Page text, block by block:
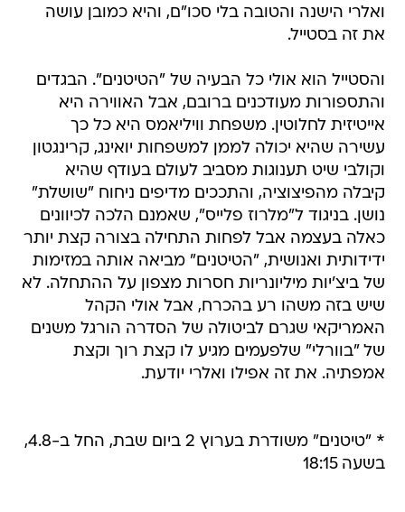
ואלרי הישנה והטובה בלי סכו"ם, והיא כמובן עושה
את זה בסטייל.
והסטייל הוא אולי כל הבעיה של "הטיטנים". הבגדים
והתספורות מעודכנים ברובם, אבל האווירה היא
אייטיזית לחלוטין. משפחת וויליאמס היא כל כך
עשירה שהיא יכולה לממן למשפחות יואינג, קרינגטון
וקולבי שיט תענוגות מסביב לעולם בעודף שהיא
קיבלה מהפיצוציה, והתככים מדיפים ניחוח "שושלת"
נושן. בניגוד ל"מלרוז פלייס", שאמנם הלכה לכיוונים
כאלה בעצמה אבל לפחות התחילה בצורה קצת יותר
ידידותית ואנושית, "הטיטנים" מביאה אותה במזימות
של ביצ'יות מיליונריות חסרות מצפון על ההתחלה. לא
שיש בזה משהו רע בהכרח, אבל אולי הקהל
האמריקאי שגרם לביטולה של הסדרה הורגל משנים
של "בוורלי" שלפעמים מגיע לו קצת רוך וקצת
אמפתיה. את זה אפילו ואלרי יודעת.
* "טיטנים" משודרת בערוץ 2 ביום שבת, החל ב-4.8,
בשעה 18:15